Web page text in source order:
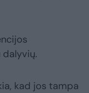
kad jos tampa